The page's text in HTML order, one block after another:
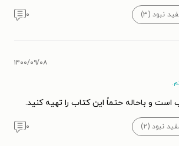
نبود (۳) ۰
۱۴۰۰/۰۹/۰۸
و باحاله حتماً این کتاب را تهیه کنید.
نبود (۲) ۰